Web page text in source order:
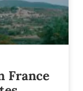
France